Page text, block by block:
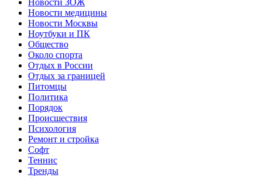
Новости медицины
Новости Москвы
Ноутбуки и ПК
Общество
Около спорта
Отдых в России
Отдых за границей
Питомцы
Политика
Порядок
Происшествия
Психология
Ремонт и стройка
Софт
Теннис
Тренды